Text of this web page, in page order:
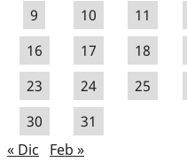
9
10 11
16
17 18
23
24 25
30
31
« Dic
Feb »